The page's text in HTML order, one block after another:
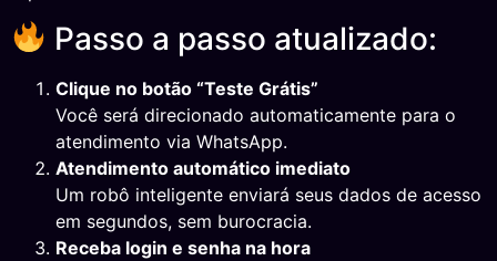
Passo a passo atualizado:
Clique no botão “Teste Grátis”
Você será direcionado automaticamente para o
atendimento via WhatsApp.
Atendimento automático imediato
Um robô inteligente enviará seus dados de acesso
em segundos, sem burocracia.
Receba login e senha na hora